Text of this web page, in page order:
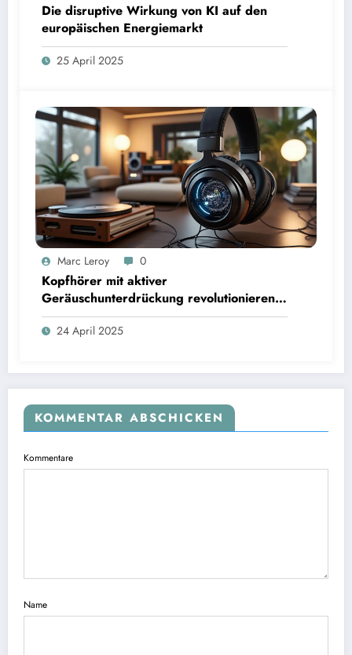
Die disruptive Wirkung von KI auf den
europäischen Energiemarkt
25 April 2025
Marc Leroy 0
Kopfhörer mit aktiver
Geräuschunterdrückung revolutionieren
das Hörerlebnis für anspruchsvolle
Audiophile.
24 April 2025
KOMMENTAR ABSCHICKEN
Kommentare
Name